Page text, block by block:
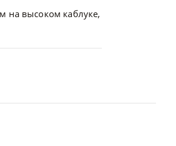
на высоком каблуке,